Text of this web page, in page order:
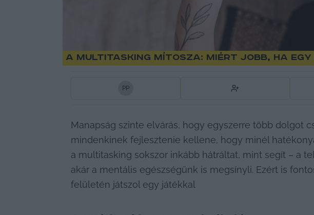
A multitasking mítosza: Miért jobb, ha
PP
Manapság szinte elvárás, hogy egyszerre több dolgot
mindenkinek fejlesztenie kellene, hogy minél
a multitasking sokszor inkább hátráltat, mint segít – a
akár a mentális egészségünk is megsínyli. Ezért is
felületén játszol egy játékkal